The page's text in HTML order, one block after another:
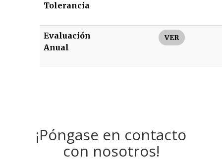
Tolerancia
Evaluación
Anual
VER
¡Póngase en contacto
con nosotros!